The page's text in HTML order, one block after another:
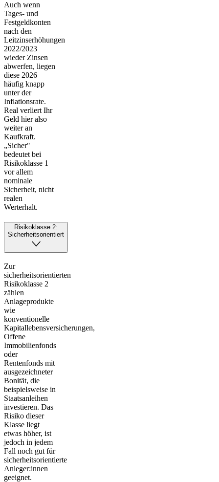
Auch wenn
Tages- und
Festgeldkonten
nach den
Leitzinserhöhungen
2022/2023
wieder Zinsen
abwerfen, liegen
diese 2026
häufig knapp
unter der
Inflationsrate.
Real verliert Ihr
Geld hier also
weiter an
Kaufkraft.
„Sicher"
bedeutet bei
Risikoklasse 1
vor allem
nominale
Sicherheit, nicht
realen
Werterhalt.
Risikoklasse 2:
Sicherheitsorientiert
Zur
sicherheitsorientierten
Risikoklasse 2
zählen
Anlageprodukte
wie
konventionelle
Kapitallebensversicherungen,
Offene
Immobilienfonds
oder
Rentenfonds mit
ausgezeichneter
Bonität, die
beispielsweise in
Staatsanleihen
investieren. Das
Risiko dieser
Klasse liegt
etwas höher, ist
jedoch in jedem
Fall noch gut für
sicherheitsorientierte
Anleger:innen
geeignet.